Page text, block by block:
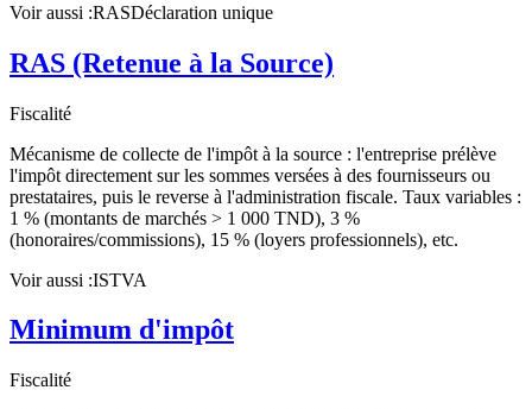
Voir aussi :RASDéclaration unique
RAS (Retenue à la Source)
Fiscalité
Mécanisme de collecte de l'impôt à la source : l'entreprise prélève
l'impôt directement sur les sommes versées à des fournisseurs ou
prestataires, puis le reverse à l'administration fiscale. Taux variables :
1 % (montants de marchés > 1 000 TND), 3 %
(honoraires/commissions), 15 % (loyers professionnels), etc.
Voir aussi :ISTVA
Minimum d'impôt
Fiscalité